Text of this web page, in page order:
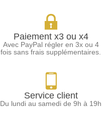
Paiement x3 ou x4
Avec PayPal régler en 3x ou 4
fois sans frais supplémentaires.
Service client
Du lundi au samedi de 9h à 19h